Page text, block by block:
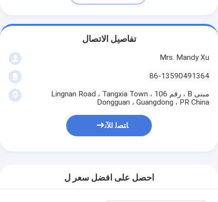
تفاصيل الاتصال
Mrs. Mandy Xu
86-13590491364
مبنى B ، رقم 106 Lingnan Road ، Tangxia Town ،
Dongguan ، Guangdong ، PR China
ﺎﺘﺼﻟ ﺍﻶﻧ
احصل على افضل سعر ل